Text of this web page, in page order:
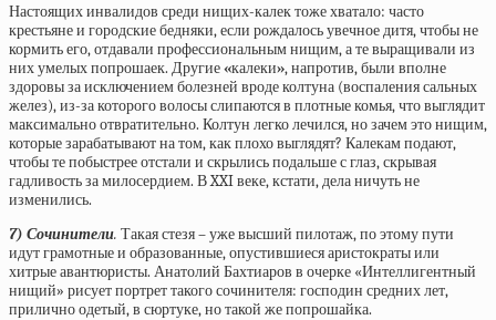
Настоящих инвалидов среди нищих-калек тоже хватало: часто
крестьяне и городские бедняки, если рождалось увечное дитя, чтобы не
кормить его, отдавали профессиональным нищим, а те выращивали из
них умелых попрошаек. Другие«калеки», напротив, были вполне
здоровы за исключением болезней вроде колтуна (воспаления сальных
желез), из-за которого волосы слипаются в плотные комья, что выглядит
максимально отвратительно. Колтун легко лечился, но зачем это нищим,
которые зарабатывают на том, как плохо выглядят? Калекам подают,
чтобы те побыстрее отстали и скрылись подальше с глаз, скрывая
гадливость за милосердием. В XXI веке, кстати, дела ничуть не
изменились.
7) Сочинители. Такая стезя – уже высший пилотаж, по этому пути
идут грамотные и образованные, опустившиеся аристократы или
хитрые авантюристы. Анатолий Бахтиаров в очерке «Интеллигентный
нищий» рисует портрет такого сочинителя: господин средних лет,
прилично одетый, в сюртуке, но такой же попрошайка.